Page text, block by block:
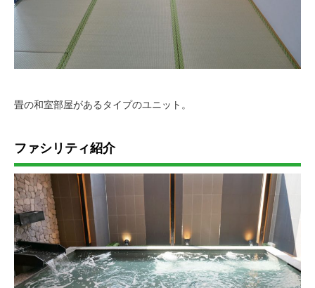
畳の和室部屋があるタイプのユニット。
ファシリティ紹介